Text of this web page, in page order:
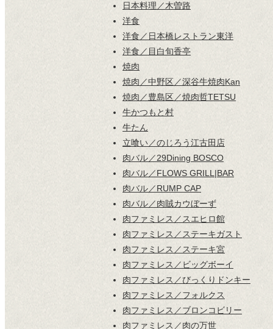
日本料理／木曽路
洋食
洋食／日本橋レストラン東洋
洋食／目白旬香亭
焼肉
焼肉／中野区／深谷牛焼肉Kan
焼肉／豊島区／焼肉哲TETSU
牛かつもと村
牛たん
立喰い／のじろう江古田店
肉バル／29Dining BOSCO
肉バル／FLOWS GRILL|BAR
肉バル／RUMP CAP
肉バル／肉賊カウぼーず
肉ファミレス／スエヒロ館
肉ファミレス／ステーキガスト
肉ファミレス／ステーキ宮
肉ファミレス／ビッグボーイ
肉ファミレス／びっくりドンキー
肉ファミレス／フォルクス
肉ファミレス／ブロンコビリー
肉ファミレス／肉の万世